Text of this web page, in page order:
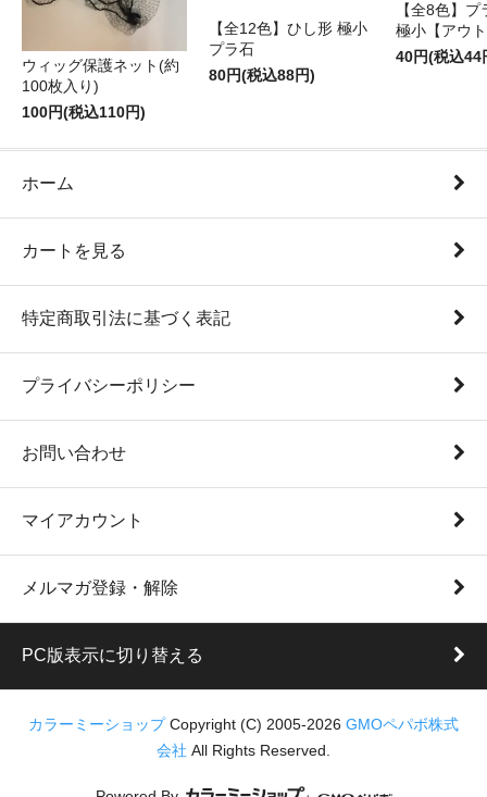
ウィッグ保護ネット(約
100枚入り)
100円(税込110円)
【全12色】ひし形 極小
プラ石
80円(税込88円)
【全8色】
極小【アウ
40円(税込44
ホーム
カートを見る
特定商取引法に基づく表記
プライバシーポリシー
お問い合わせ
マイアカウント
メルマガ登録・解除
PC版表示に切り替える
カラーミーショップ Copyright (C) 2005-2026 GMOペパボ株式
会社 All Rights Reserved.